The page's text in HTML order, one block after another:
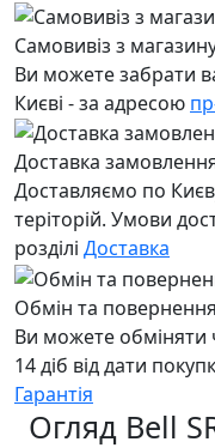
Самовивіз з
Ви можете забрати
Києві - за адресою
Доставка
Доставляємо по
теріторій. Умови
розділі Доставка
Обмін та повернення
Ви можете обміняти
14 діб від дати
Гарантія
Огляд Bell